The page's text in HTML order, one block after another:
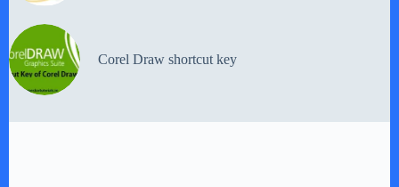
Corel Draw shortcut key